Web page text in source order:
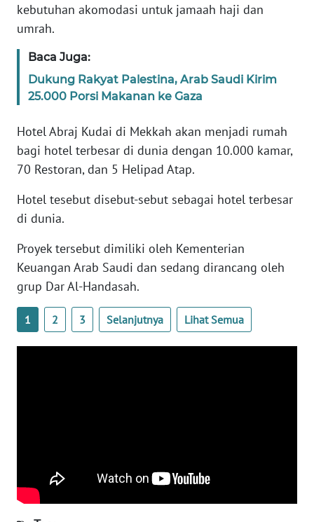
kebutuhan akomodasi untuk jamaah haji dan
umrah.
Baca Juga:
Dukung Rakyat Palestina, Arab Saudi Kirim
25.000 Porsi Makanan ke Gaza
Hotel Abraj Kudai di Mekkah akan menjadi rumah
bagi hotel terbesar di dunia dengan 10.000 kamar,
70 Restoran, dan 5 Helipad Atap.
Hotel tesebut disebut-sebut sebagai hotel terbesar
di dunia.
Proyek tersebut dimiliki oleh Kementerian
Keuangan Arab Saudi dan sedang dirancang oleh
grup Dar Al-Handasah.
1 2 3 Selanjutnya Lihat Semua
KARIR
DISCLAIMER
Wahana
WN
SUMUT
WN
JAKARTA
WN
JABAR
WN
BANTEN
PAPUA